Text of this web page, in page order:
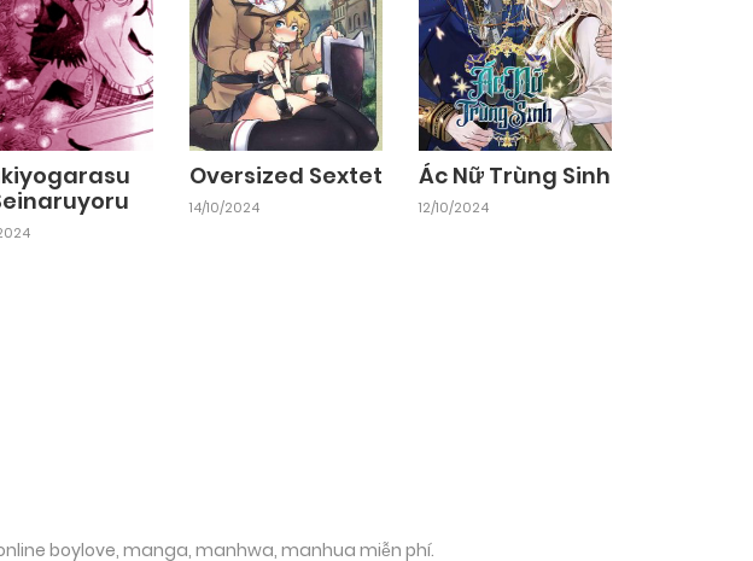
Oversized Sextet
14/10/2024
Ác Nữ Trùng Sinh
12/10/2024
boylove, manga, manhwa, manhua miễn phí.